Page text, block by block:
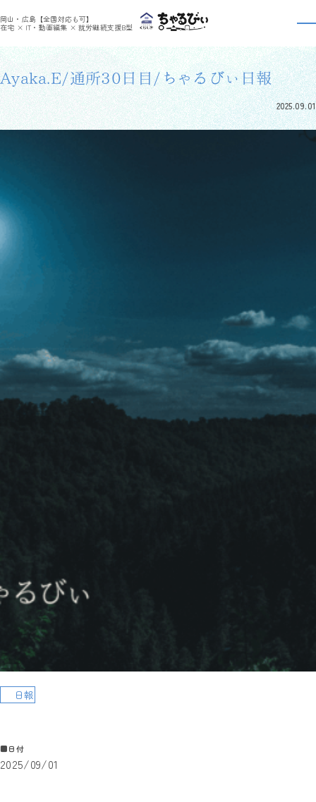
岡山・広島【全国対応も可】
在宅 × IT・動画編集 × 就労継続支援B型
利用者さんの日報 >
利用者さんの日報
Ayaka.E/通所30日目/ちゃるびぃ日報
2025.09.01
日報
■日付
2025/09/01